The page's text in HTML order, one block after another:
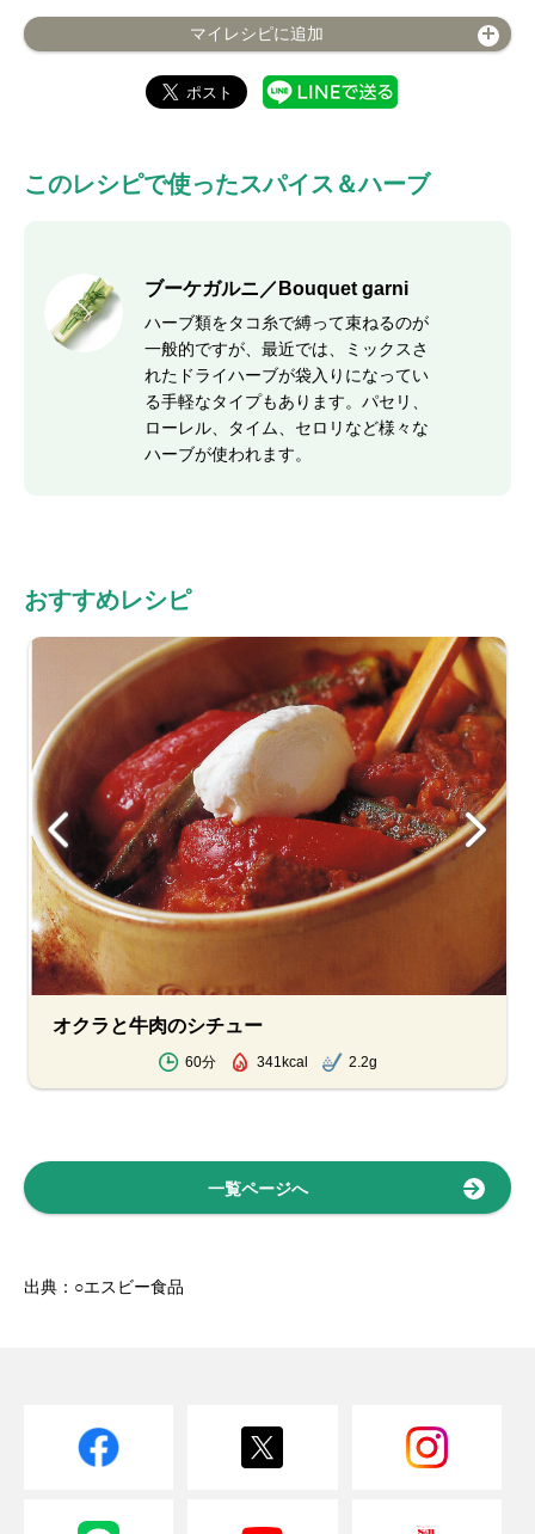
マイレシピに追加
このレシピで使ったスパイス＆ハーブ
ブーケガルニ／Bouquet garni
ハーブ類をタコ糸で縛って束ねるのが
一般的ですが、最近では、ミックスさ
れたドライハーブが袋入りになってい
る手軽なタイプもあります。パセリ、
ローレル、タイム、セロリなど様々な
ハーブが使われます。
おすすめレシピ
オクラと牛肉のシチュー
60分 341kcal 2.2g
一覧ページへ
出典：○エスビー食品